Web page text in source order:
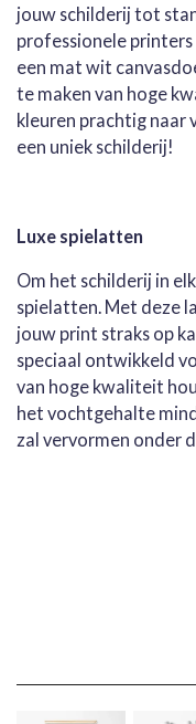
jouw schilderij tot
professionele
een mat wit
te maken van hoge
kleuren prachtig naar
een uniek schilderij!
Luxe spielatten
Om het schilderij in
spielatten. Met deze
jouw print straks op
speciaal ontwikkeld
van hoge kwaliteit
het vochtgehalte
zal vervormen onder